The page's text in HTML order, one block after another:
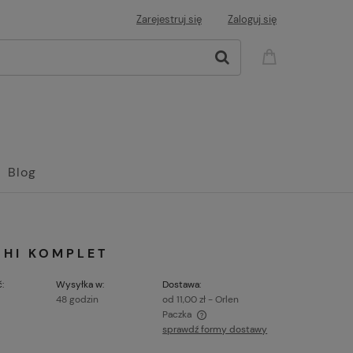
Zarejestruj się Zaloguj się
Blog
KOMPLET
Wysyłka w:
48 godzin
Dostawa:
od 11,00 zł - Orlen
Paczka
sprawdź formy dostawy